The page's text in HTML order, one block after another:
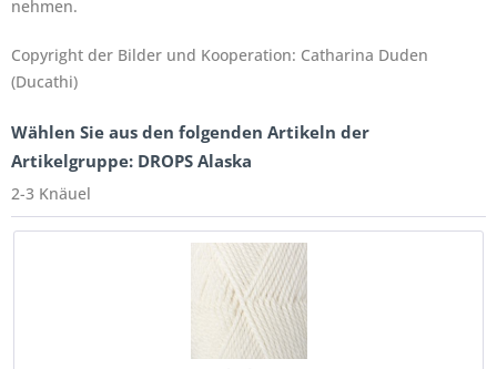
nehmen.
Copyright der Bilder und Kooperation: Catharina Duden
(Ducathi)
Wählen Sie aus den folgenden Artikeln der
Artikelgruppe: DROPS Alaska
2-3 Knäuel